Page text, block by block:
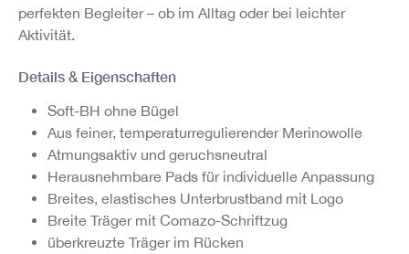
perfekten Begleiter – ob im Alltag oder bei leichter
Aktivität.
Details & Eigenschaften
Soft-BH ohne Bügel
Aus feiner, temperaturregulierender Merinowolle
Atmungsaktiv und geruchsneutral
Herausnehmbare Pads für individuelle Anpassung
Breites, elastisches Unterbrustband mit Logo
Breite Träger mit Comazo-Schriftzug
überkreuzte Träger im Rücken